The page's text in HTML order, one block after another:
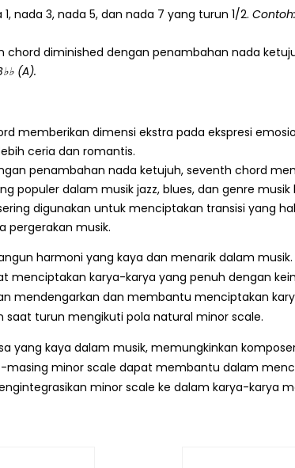
nada 3, nada 5, dan nada 7 yang turun 1/2.
chord diminished dengan penambahan nada
(A).
memberikan dimensi ekstra pada ekspresi
ceria dan romantis.
penambahan nada ketujuh, seventh chord
populer dalam musik jazz, blues, dan genre musik
digunakan untuk menciptakan transisi yang
pergerakan musik.
harmoni yang kaya dan menarik dalam
menciptakan karya-karya yang penuh dengan
mendengarkan dan membantu menciptakan
turun mengikuti pola natural minor scale.
yang kaya dalam musik, memungkinkan
minor scale dapat membantu dalam
minor scale ke dalam karya-karya